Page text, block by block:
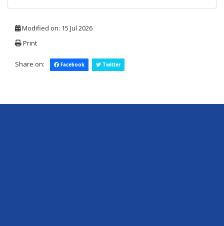
Modified on: 15 Jul 2026
Print
Share on: Facebook Twitter